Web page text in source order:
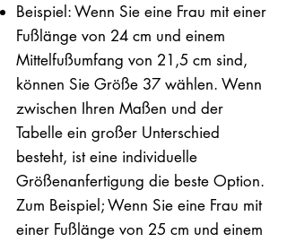
Beispiel: Wenn Sie eine Frau mit einer
Fußlänge von 24 cm und einem
Mittelfußumfang von 21,5 cm sind,
können Sie Größe 37 wählen. Wenn
zwischen Ihren Maßen und der
Tabelle ein großer Unterschied
besteht, ist eine individuelle
Größenanfertigung die beste Option.
Zum Beispiel; Wenn Sie eine Frau mit
einer Fußlänge von 25 cm und einem